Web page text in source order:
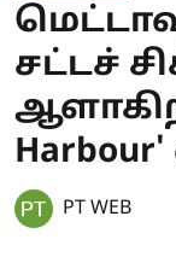
சட்டச்
PT WEB